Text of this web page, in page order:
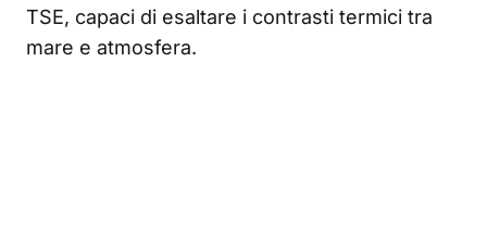
TSE, capaci di esaltare i contrasti termici tra
mare e atmosfera.